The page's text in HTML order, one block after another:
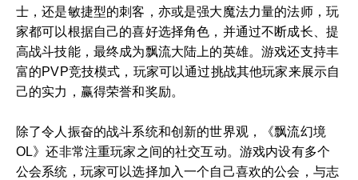
士，还是敏捷型的刺客，亦或是强大魔法力量的法师，玩
家都可以根据自己的喜好选择角色，并通过不断成长、提
高战斗技能，最终成为飘流大陆上的英雄。游戏还支持丰
富的PVP竞技模式，玩家可以通过挑战其他玩家来展示自
己的实力，赢得荣誉和奖励。
除了令人振奋的战斗系统和创新的世界观，《飘流幻境
OL》还非常注重玩家之间的社交互动。游戏内设有多个
公会系统，玩家可以选择加入一个自己喜欢的公会，与志